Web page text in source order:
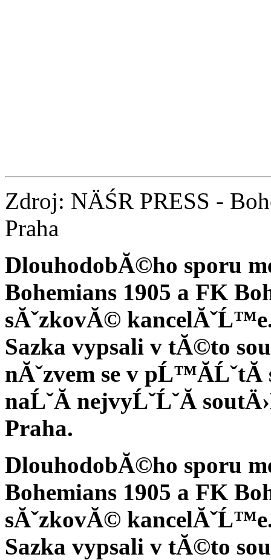
Zdroj: NÄŚR PRESS -
Praha
DlouhodobĂ©ho sporu
Bohemians 1905 a FK
sĂˇzkovĂ©
Sazka vypsali v tĂ©to
nĂˇzvem se v pĹ™Ă­ĹˇtĂ­
naĹˇĂ­ nejvyĹˇĹˇĂ­
Praha.
DlouhodobĂ©ho sporu
Bohemians 1905 a FK
sĂˇzkovĂ©
Sazka vypsali v tĂ©to